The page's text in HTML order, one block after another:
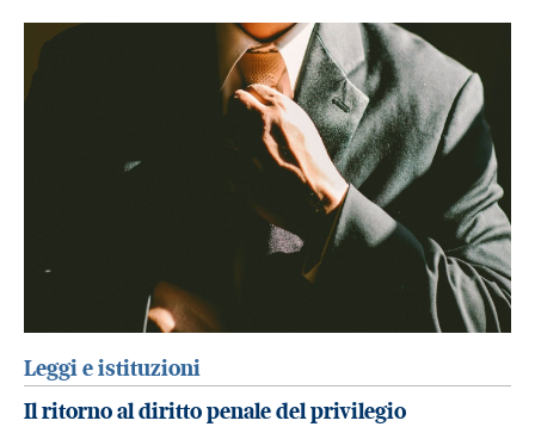
Leggi e istituzioni
Il ritorno al diritto penale del privilegio